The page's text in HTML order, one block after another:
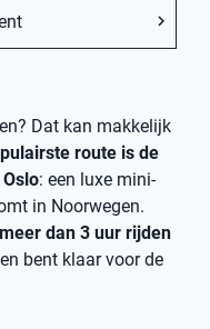
Dat kan makkelijk
route is de
: een luxe mini-
in Noorwegen.
dan 3 uur rijden
bent klaar voor de